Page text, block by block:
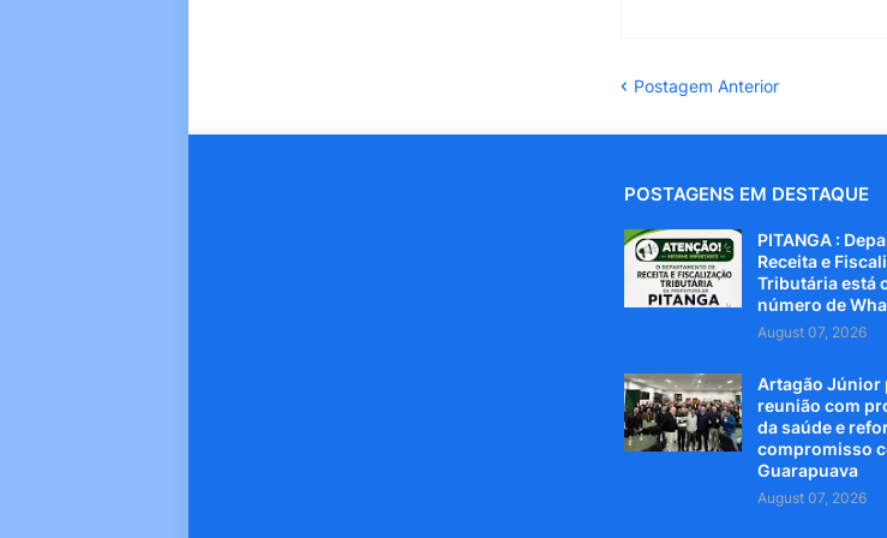
Postagem Anterior
POSTAGENS EM DESTAQUE
PITANGA :
Receita e
Tributária está
número de
August 07, 2026
Artagão Júnior
reunião com
da saúde e
compromisso
Guarapuava
August 07, 2026